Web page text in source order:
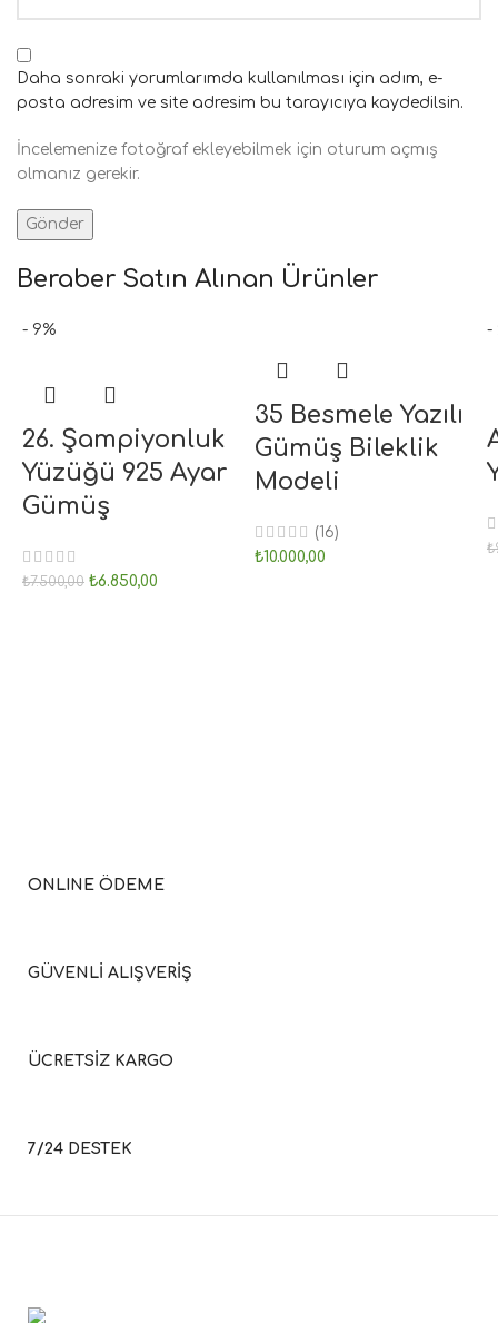
Daha sonraki yorumlarımda kullanılması için adım, e-
posta adresim ve site adresim bu tarayıcıya kaydedilsin.
İncelemenize fotoğraf ekleyebilmek için oturum açmış
olmanız gerekir.
Beraber Satın Alınan Ürünler
- 9%
26. Şampiyonluk
Yüzüğü 925 Ayar
Gümüş
₺7.500,00 ₺6.850,00
35 Besmele Yazılı
Gümüş Bileklik
Modeli
(16)
₺10.000,00
-
₺
ONLINE ÖDEME
GÜVENLİ ALIŞVERİŞ
ÜCRETSİZ KARGO
7/24 DESTEK